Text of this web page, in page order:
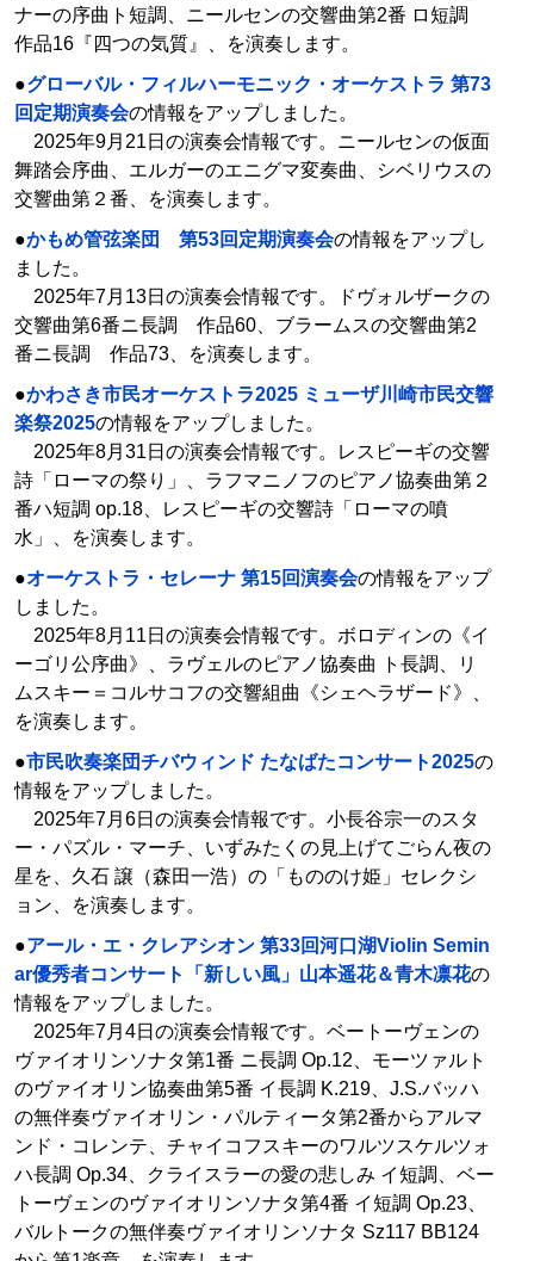
ナーの序曲ト短調、ニールセンの交響曲第2番 ロ短調
作品16『四つの気質』、を演奏します。
●グローバル・フィルハーモニック・オーケストラ 第73
回定期演奏会の情報をアップしました。
2025年9月21日の演奏会情報です。ニールセンの仮面
舞踏会序曲、エルガーのエニグマ変奏曲、シベリウスの
交響曲第２番、を演奏します。
●かもめ管弦楽団 第53回定期演奏会の情報をアップし
ました。
2025年7月13日の演奏会情報です。ドヴォルザークの
交響曲第6番ニ長調 作品60、ブラームスの交響曲第2
番ニ長調 作品73、を演奏します。
●かわさき市民オーケストラ2025 ミューザ川崎市民交響
楽祭2025の情報をアップしました。
2025年8月31日の演奏会情報です。レスピーギの交響
詩「ローマの祭り」、ラフマニノフのピアノ協奏曲第２
番ハ短調 op.18、レスピーギの交響詩「ローマの噴
水」、を演奏します。
●オーケストラ・セレーナ 第15回演奏会の情報をアップ
しました。
2025年8月11日の演奏会情報です。ボロディンの《イ
ーゴリ公序曲》、ラヴェルのピアノ協奏曲 ト長調、リ
ムスキー＝コルサコフの交響組曲《シェヘラザード》、
を演奏します。
●市民吹奏楽団チバウィンド たなばたコンサート2025の
情報をアップしました。
2025年7月6日の演奏会情報です。小長谷宗一のスタ
ー・パズル・マーチ、いずみたくの見上げてごらん夜の
星を、久石 譲（森田一浩）の「もののけ姫」セレクシ
ョン、を演奏します。
●アール・エ・クレアシオン 第33回河口湖Violin Semin
ar優秀者コンサート「新しい風」山本遥花＆青木凛花の
情報をアップしました。
2025年7月4日の演奏会情報です。ベートーヴェンの
ヴァイオリンソナタ第1番 ニ長調 Op.12、モーツァルト
のヴァイオリン協奏曲第5番 イ長調 K.219、J.S.バッハ
の無伴奏ヴァイオリン・パルティータ第2番からアルマ
ンド・コレンテ、チャイコフスキーのワルツスケルツォ
ハ長調 Op.34、クライスラーの愛の悲しみ イ短調、ベー
トーヴェンのヴァイオリンソナタ第4番 イ短調 Op.23、
バルトークの無伴奏ヴァイオリンソナタ Sz117 BB124